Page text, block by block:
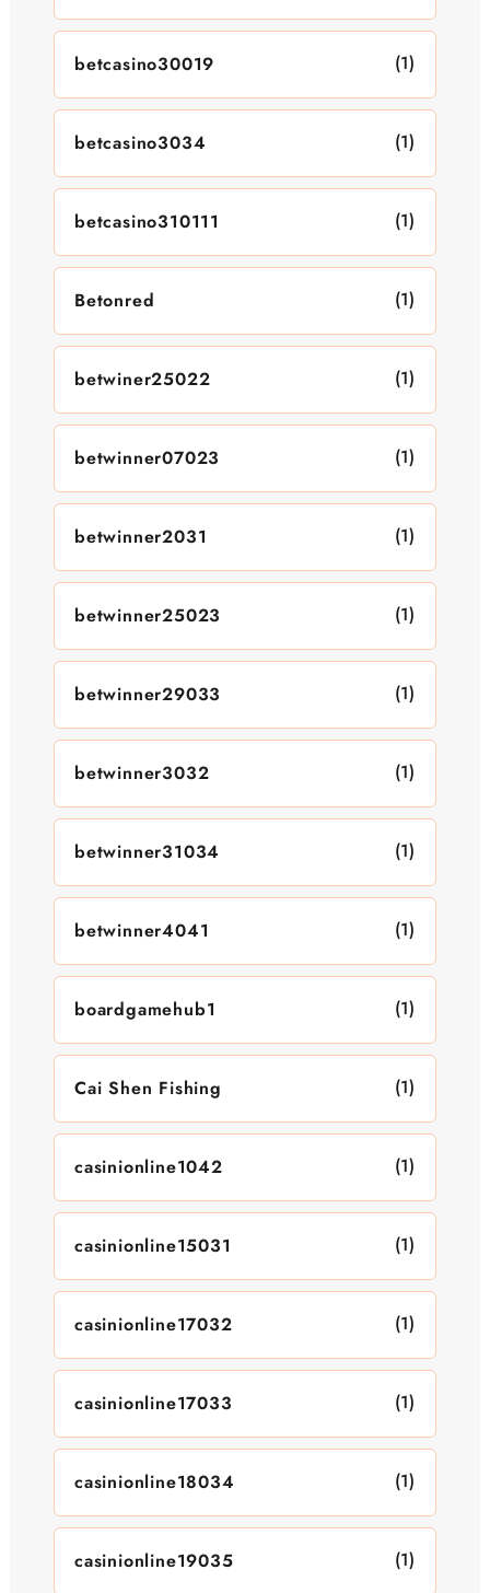
betcasino30019 (1)
betcasino3034 (1)
betcasino310111 (1)
Betonred (1)
betwiner25022 (1)
betwinner07023 (1)
betwinner2031 (1)
betwinner25023 (1)
betwinner29033 (1)
betwinner3032 (1)
betwinner31034 (1)
betwinner4041 (1)
boardgamehub1 (1)
Cai Shen Fishing (1)
casinionline1042 (1)
casinionline15031 (1)
casinionline17032 (1)
casinionline17033 (1)
casinionline18034 (1)
casinionline19035 (1)